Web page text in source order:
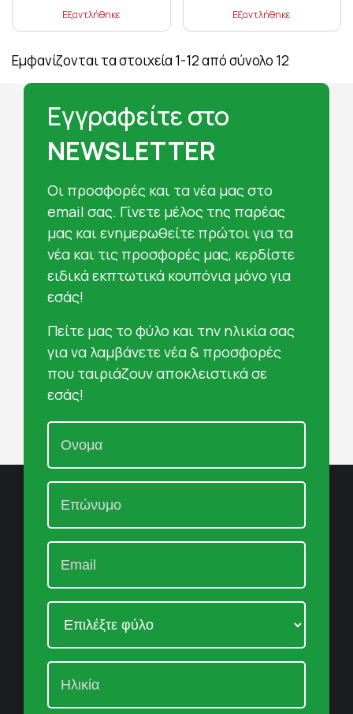
Εξαντλήθηκε Εξαντλήθηκε
Εμφανίζονται τα στοιχεία 1-12 από σύνολο 12
Εγγραφείτε στο
NEWSLETTER
Oι προσφορές και τα νέα μας στο
email σας. Γίνετε μέλος της παρέας
μας και ενημερωθείτε πρώτοι για τα
νέα και τις προσφορές μας, κερδίστε
ειδικά εκπτωτικά κουπόνια μόνο για
εσάς!
Πείτε μας το φύλο και την ηλικία σας
για να λαμβάνετε νέα & προσφορές
που ταιριάζουν αποκλειστικά σε
εσάς!